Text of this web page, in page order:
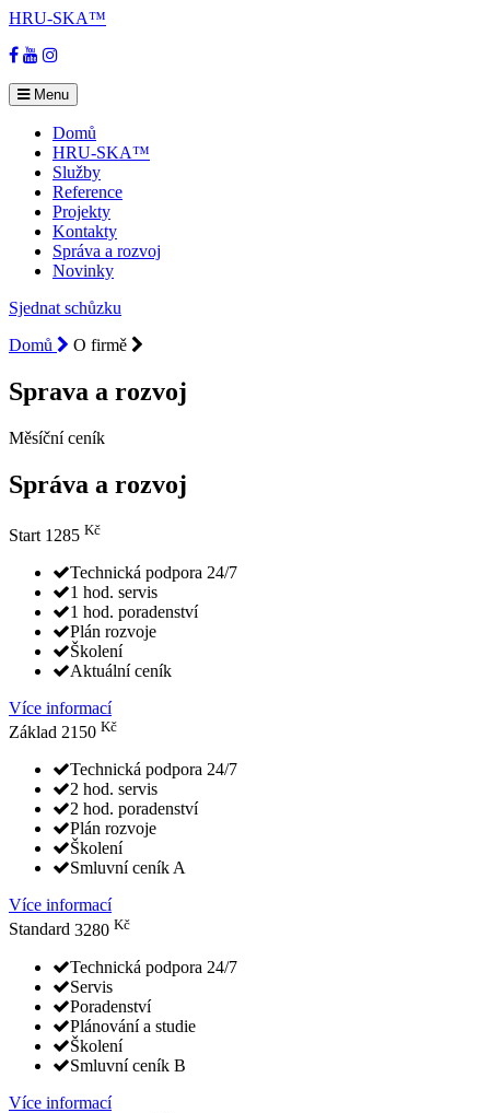
HRU-SKA™
Facebook
YouTube
Instagram
Menu
Domů
HRU-SKA™
Služby
Reference
Projekty
Kontakty
Správa a rozvoj
Novinky
Sjednat schůzku
Domů
O firmě
Sprava a rozvoj
Měsíční ceník
Správa a rozvoj
Start 1285 Kč
Technická podpora 24/7
1 hod. servis
1 hod. poradenství
Plán rozvoje
Školení
Aktuální ceník
Více informací
Základ 2150 Kč
Technická podpora 24/7
2 hod. servis
2 hod. poradenství
Plán rozvoje
Školení
Smluvní ceník A
Více informací
Standard 3280 Kč
Technická podpora 24/7
Servis
Poradenství
Plánování a studie
Školení
Smluvní ceník B
Více informací